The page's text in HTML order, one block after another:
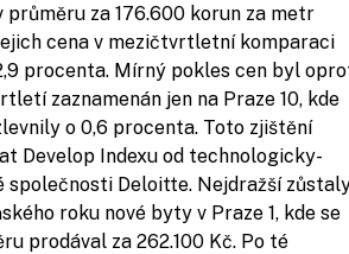
průměru za 176.600 korun za metr
cena v mezičtvrtletní komparaci
procenta. Mírný pokles cen byl
zaznamenán jen na Praze 10, kde
o 0,6 procenta. Toto zjištění
Develop Indexu od technologicky-
společnosti Deloitte. Nejdražší
roku nové byty v Praze 1, kde se
prodával za 262.100 Kč. Po té